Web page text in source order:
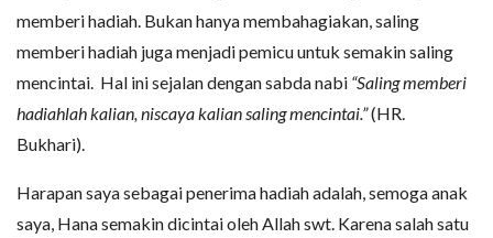
memberi hadiah. Bukan hanya membahagiakan, saling
memberi hadiah juga menjadi pemicu untuk semakin saling
mencintai. Hal ini sejalan dengan sabda nabi “Saling memberi
hadiahlah kalian, niscaya kalian saling mencintai.”(HR.
Bukhari).
Harapan saya sebagai penerima hadiah adalah, semoga anak
saya, Hana semakin dicintai oleh Allah swt. Karena salah satu